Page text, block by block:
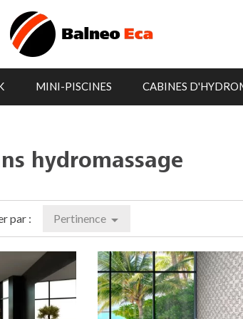
MINI-PISCINES CABINES
hydromassage
par : Pertinence 